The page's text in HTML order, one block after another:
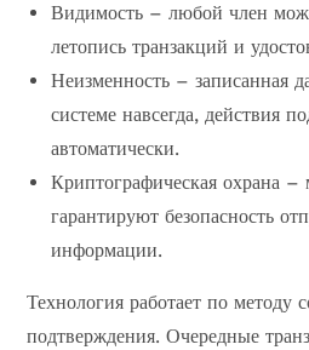
Видимость – любой член
летопись транзакций и
Неизменность – записанная
системе навсегда, действия
автоматически.
Криптографическая охрана –
гарантируют безопасность
информации.
Технология работает по методу
подтверждения. Очередные